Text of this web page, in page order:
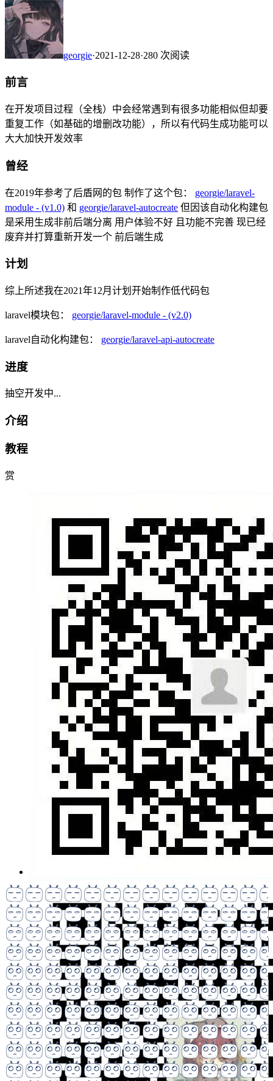
georgie·2021-12-28·280 次阅读
前言
在开发项目过程（全栈）中会经常遇到有很多功能相似但却要
重复工作（如基础的增删改功能），所以有代码生成功能可以
大大加快开发效率
曾经
在2019年参考了后盾网的包 制作了这个包： georgie/laravel-
module - (v1.0) 和 georgie/laravel-autocreate 但因该自动化构建包
是采用生成非前后端分离 用户体验不好 且功能不完善 现已经
废弃并打算重新开发一个 前后端生成
计划
综上所述我在2021年12月计划开始制作低代码包
laravel模块包： georgie/laravel-module - (v2.0)
laravel自动化构建包： georgie/laravel-api-autocreate
进度
抽空开发中...
介绍
教程
赏